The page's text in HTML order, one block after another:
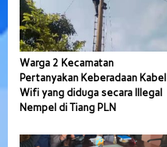
Warga 2 Kecamatan
Pertanyakan Keberadaan Kabel
Wifi yang diduga secara Illegal
Nempel di Tiang PLN